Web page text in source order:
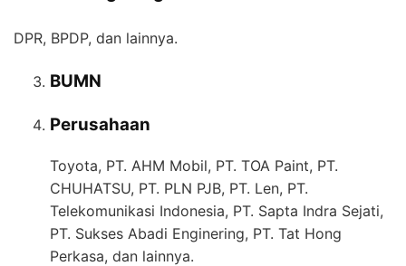
DPR, BPDP, dan lainnya.
BUMN
Perusahaan
Toyota, PT. AHM Mobil, PT. TOA Paint, PT.
CHUHATSU, PT. PLN PJB, PT. Len, PT.
Telekomunikasi Indonesia, PT. Sapta Indra Sejati,
PT. Sukses Abadi Enginering, PT. Tat Hong
Perkasa, dan lainnya.